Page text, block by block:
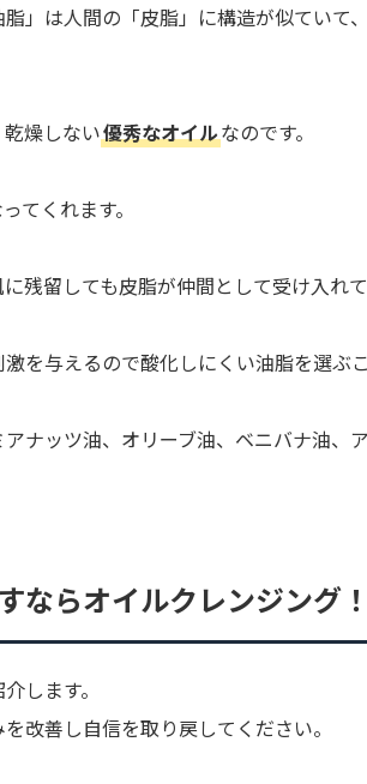
」は人間の「皮脂」に構造が似ていて
燥しない優秀なオイルなのです。
てくれます。
残留しても皮脂が仲間として受け入れて
を与えるので酸化しにくい油脂を選ぶこ
ナッツ油、オリーブ油、ベニバナ油、
ならオイルクレンジング！
します。
改善し自信を取り戻してください。